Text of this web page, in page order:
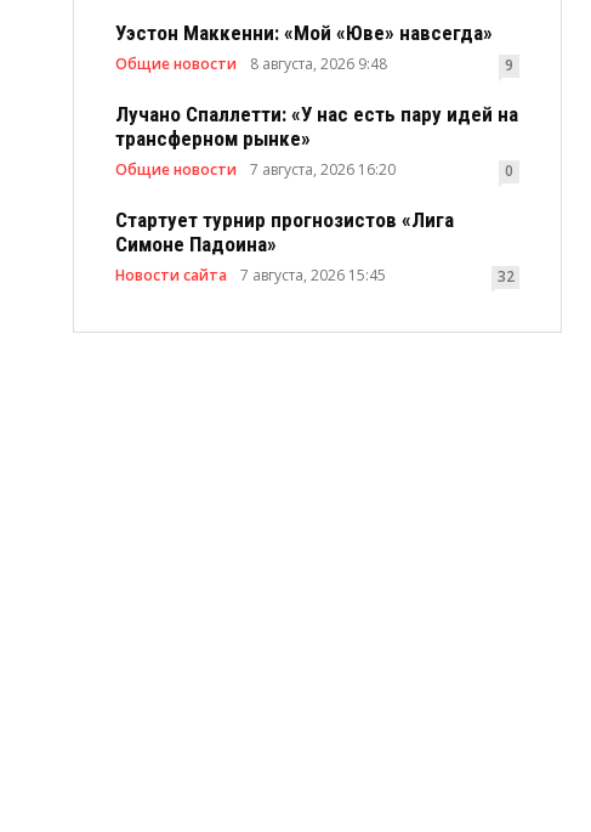
Уэстон Маккенни: «Мой «Юве» навсегда»
Общие новости 8 августа, 2026 9:48 9
Лучано Спаллетти: «У нас есть пару идей на
трансферном рынке»
Общие новости 7 августа, 2026 16:20 0
Стартует турнир прогнозистов «Лига
Симоне Падоина»
Новости сайта 7 августа, 2026 15:45 32